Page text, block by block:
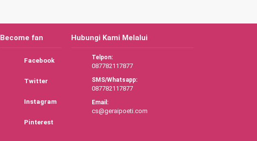
Become fan
Facebook
Twitter
Instagram
Pinterest
Hubungi Kami Melalui
Telpon:
087782117877
SMS/Whatsapp:
087782117877
Email:
cs@geraipoeti.com